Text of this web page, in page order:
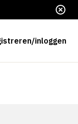
inloggen